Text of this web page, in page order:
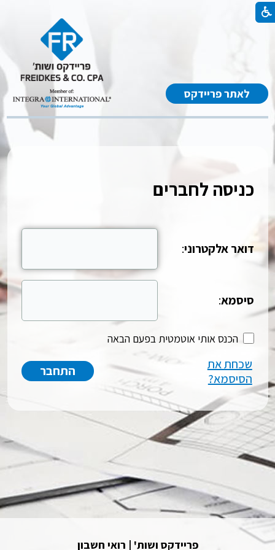
לאתר פריידקס
כניסה לחברים
דואר אלקטרוני:
סיסמא:
הכנס אותי אוטמטית בפעם הבאה
שכחת את
הסיסמא?
פריידקס ושות' | רואי חשבון